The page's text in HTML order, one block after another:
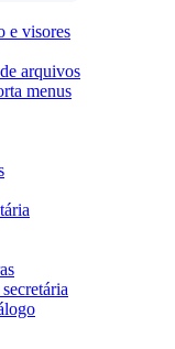
e visores
arquivos
menus